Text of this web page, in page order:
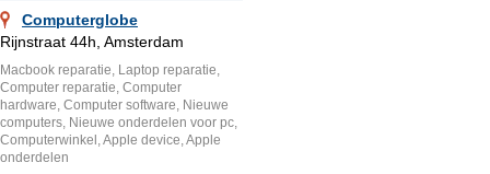
Computerglobe
Rijnstraat 44h, Amsterdam
Macbook reparatie, Laptop reparatie,
Computer reparatie, Computer
hardware, Computer software, Nieuwe
computers, Nieuwe onderdelen voor pc,
Computerwinkel, Apple device, Apple
onderdelen